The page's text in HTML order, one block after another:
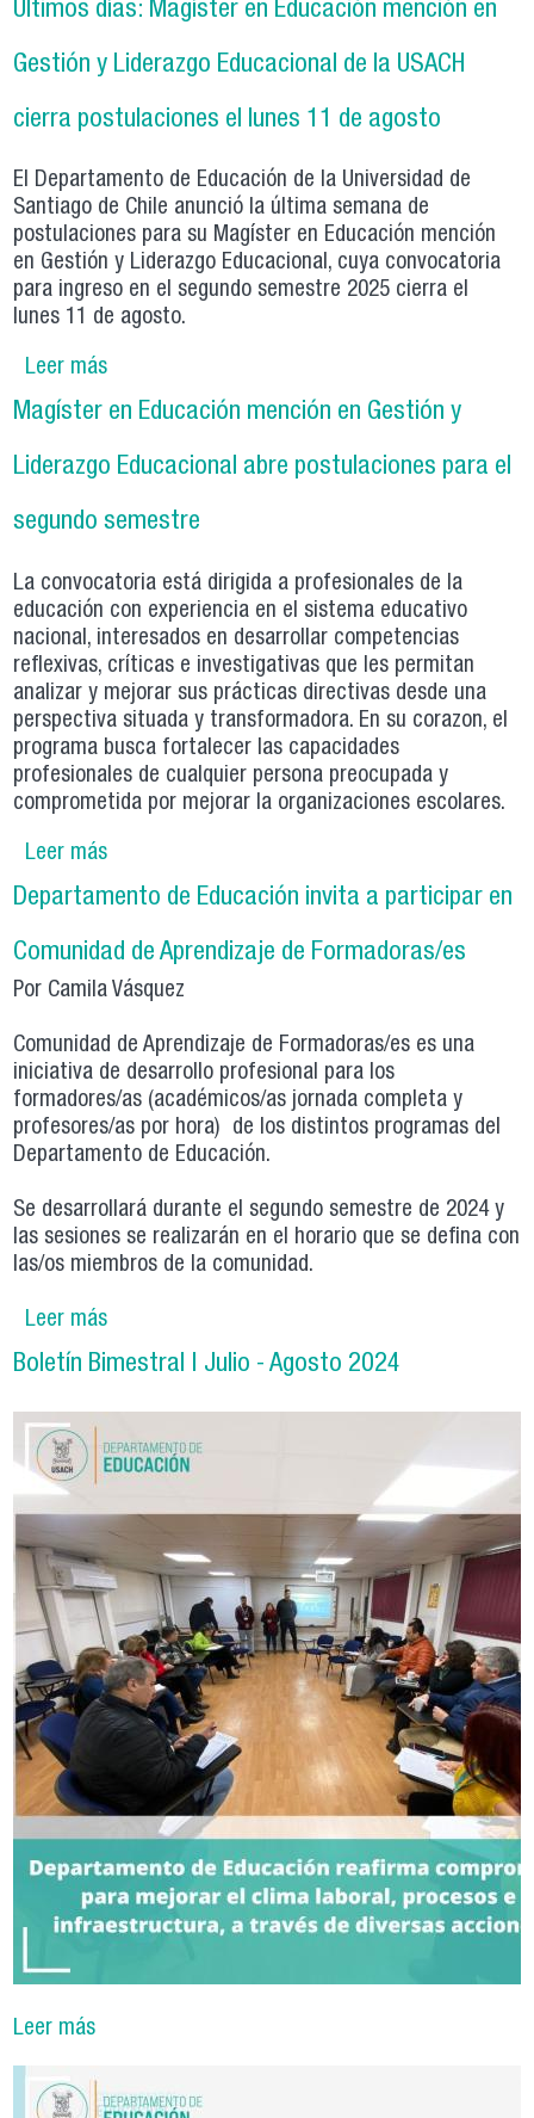
Últimos días: Magíster en Educación mención en
Gestión y Liderazgo Educacional de la USACH
cierra postulaciones el lunes 11 de agosto
El Departamento de Educación de la Universidad de
Santiago de Chile anunció la última semana de
postulaciones para su Magíster en Educación mención
en Gestión y Liderazgo Educacional, cuya convocatoria
para ingreso en el segundo semestre 2025 cierra el
lunes 11 de agosto.
Leer mássobre Últimos días: Magíster en Educación
mención en Gestión y Liderazgo Educacional de
la USACH cierra postulaciones el lunes 11 de
agosto
Magíster en Educación mención en Gestión y
Liderazgo Educacional abre postulaciones para el
segundo semestre
La convocatoria está dirigida a profesionales de la
educación con experiencia en el sistema educativo
nacional, interesados en desarrollar competencias
reflexivas, críticas e investigativas que les permitan
analizar y mejorar sus prácticas directivas desde una
perspectiva situada y transformadora. En su corazon, el
programa busca fortalecer las capacidades
profesionales de cualquier persona preocupada y
comprometida por mejorar la organizaciones escolares.
Leer mássobre Magíster en Educación mención en
Gestión y Liderazgo Educacional abre
postulaciones para el segundo semestre
Departamento de Educación invita a participar en
Comunidad de Aprendizaje de Formadoras/es
Por Camila Vásquez
Comunidad de Aprendizaje de Formadoras/es es una
iniciativa de desarrollo profesional para los
formadores/as (académicos/as jornada completa y
profesores/as por hora) de los distintos programas del
Departamento de Educación.
Se desarrollará durante el segundo semestre de 2024 y
las sesiones se realizarán en el horario que se defina con
las/os miembros de la comunidad.
Leer mássobre Departamento de Educación invita a
participar en Comunidad de Aprendizaje de
Formadoras/es
Boletín Bimestral | Julio - Agosto 2024
Leer más